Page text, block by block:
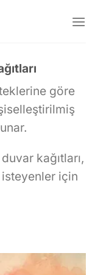
göre
kağıtları,
için